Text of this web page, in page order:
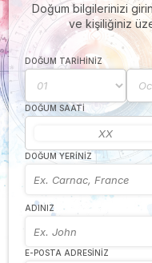
Doğum bilgilerinizi
ve kişiliğiniz
DOĞUM TARIHINIZ
DOĞUM SAATI
DOĞUM YERINIZ
ADINIZ
E-POSTA ADRESINIZ